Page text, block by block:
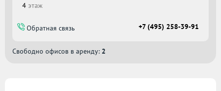
4 этаж
Обратная связь +7 (495) 258-39-91
Свободно офисов в аренду: 2